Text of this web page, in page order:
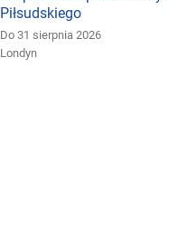
Piłsudskiego
Do 31 sierpnia 2026
Londyn